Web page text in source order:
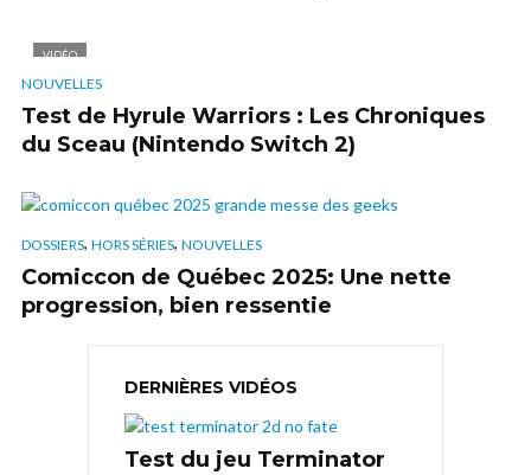
VIDÉO
NOUVELLES
Test de Hyrule Warriors : Les Chroniques
du Sceau (Nintendo Switch 2)
DOSSIERS, HORS SÉRIES, NOUVELLES
Comiccon de Québec 2025: Une nette
progression, bien ressentie
DERNIÈRES VIDÉOS
Test du jeu Terminator